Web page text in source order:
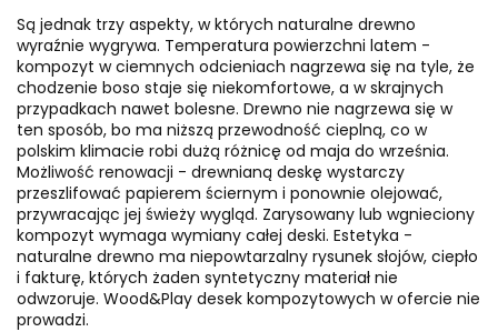
Są jednak trzy aspekty, w których naturalne drewno
wyraźnie wygrywa. Temperatura powierzchni latem -
kompozyt w ciemnych odcieniach nagrzewa się na tyle, że
chodzenie boso staje się niekomfortowe, a w skrajnych
przypadkach nawet bolesne. Drewno nie nagrzewa się w
ten sposób, bo ma niższą przewodność cieplną, co w
polskim klimacie robi dużą różnicę od maja do września.
Możliwość renowacji - drewnianą deskę wystarczy
przeszlifować papierem ściernym i ponownie olejować,
przywracając jej świeży wygląd. Zarysowany lub wgnieciony
kompozyt wymaga wymiany całej deski. Estetyka -
naturalne drewno ma niepowtarzalny rysunek słojów, ciepło
i fakturę, których żaden syntetyczny materiał nie
odwzoruje. Wood&Play desek kompozytowych w ofercie nie
prowadzi.